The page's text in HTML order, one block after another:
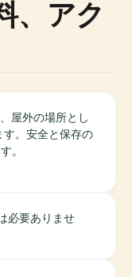
、アク
屋外の場所とし
。安全と保存の
。
必要ありませ